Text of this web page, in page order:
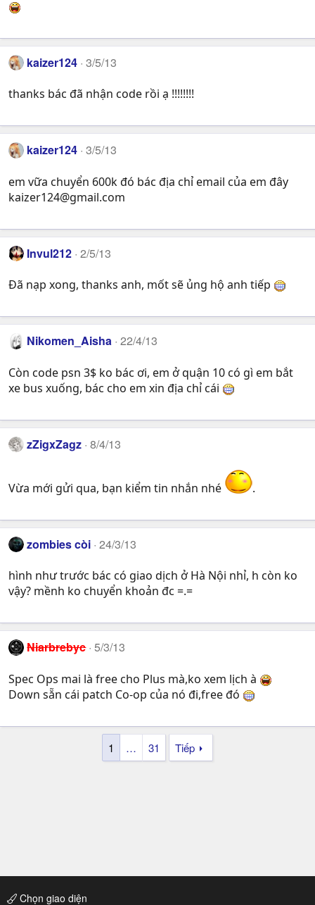
kaizer124 3/5/13
thanks bác đã nhận code rồi ạ !!!!!!!!
kaizer124 3/5/13
em vữa chuyển 600k đó bác địa chỉ email của em đây
kaizer124@gmail.com
Invul212 2/5/13
Đã nạp xong, thanks anh, mốt sẽ ủng hộ anh tiếp
Nikomen_Aisha 22/4/13
Còn code psn 3$ ko bác ơi, em ở quận 10 có gì em bắt
xe bus xuống, bác cho em xin địa chỉ cái
zZigxZagz 8/4/13
Vừa mới gửi qua, bạn kiểm tin nhắn nhé .
zombies còi 24/3/13
hình như trước bác có giao dịch ở Hà Nội nhỉ, h còn ko
vậy? mềnh ko chuyển khoản đc =.=
Niarbrebyc 5/3/13
Spec Ops mai là free cho Plus mà,ko xem lịch à
Down sẵn cái patch Co-op của nó đi,free đó
1 … 31 Tiếp
Chọn giao diện